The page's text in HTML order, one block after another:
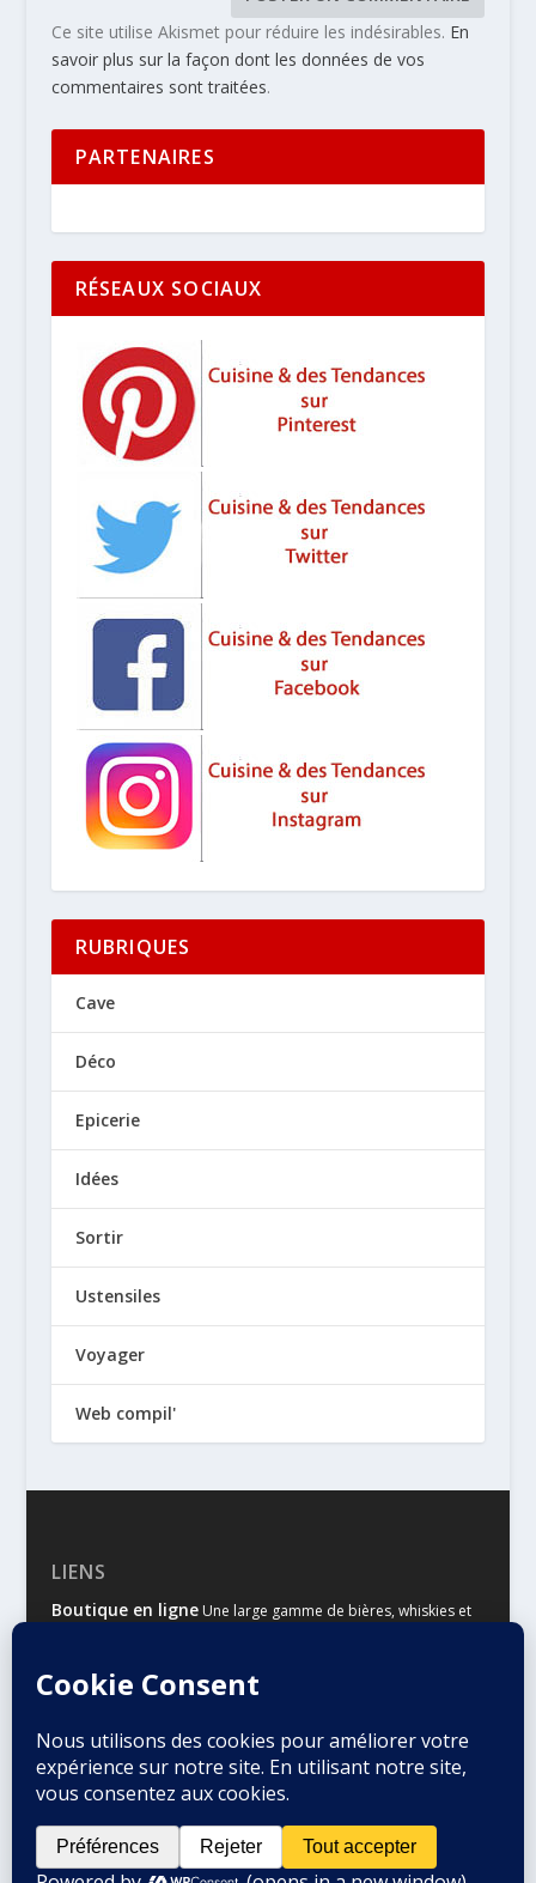
Ce site utilise Akismet pour réduire les indésirables. En
savoir plus sur la façon dont les données de vos
commentaires sont traitées.
PARTENAIRES
RÉSEAUX SOCIAUX
RUBRIQUES
Cave
Déco
Epicerie
Idées
Sortir
Ustensiles
Voyager
Web compil'
LIENS
Boutique en ligneUne large gamme de bières, whiskies et
Malts & HoublonsLe site d’information des amateurs de
Conçu parElegant Themes | Propulsé parWordPress